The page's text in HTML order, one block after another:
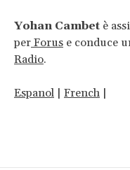
Yohan Cambet è
per Forus e conduce
Radio.
Espanol | French |